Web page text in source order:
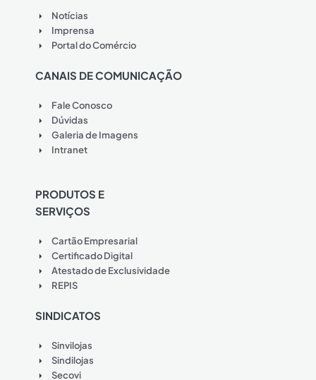
Notícias
Imprensa
Portal do Comércio
CANAIS DE COMUNICAÇÃO
Fale Conosco
Dúvidas
Galeria de Imagens
Intranet
PRODUTOS E
SERVIÇOS
Cartão Empresarial
Certificado Digital
Atestado de Exclusividade
REPIS
SINDICATOS
Sinvilojas
Sindilojas
Secovi